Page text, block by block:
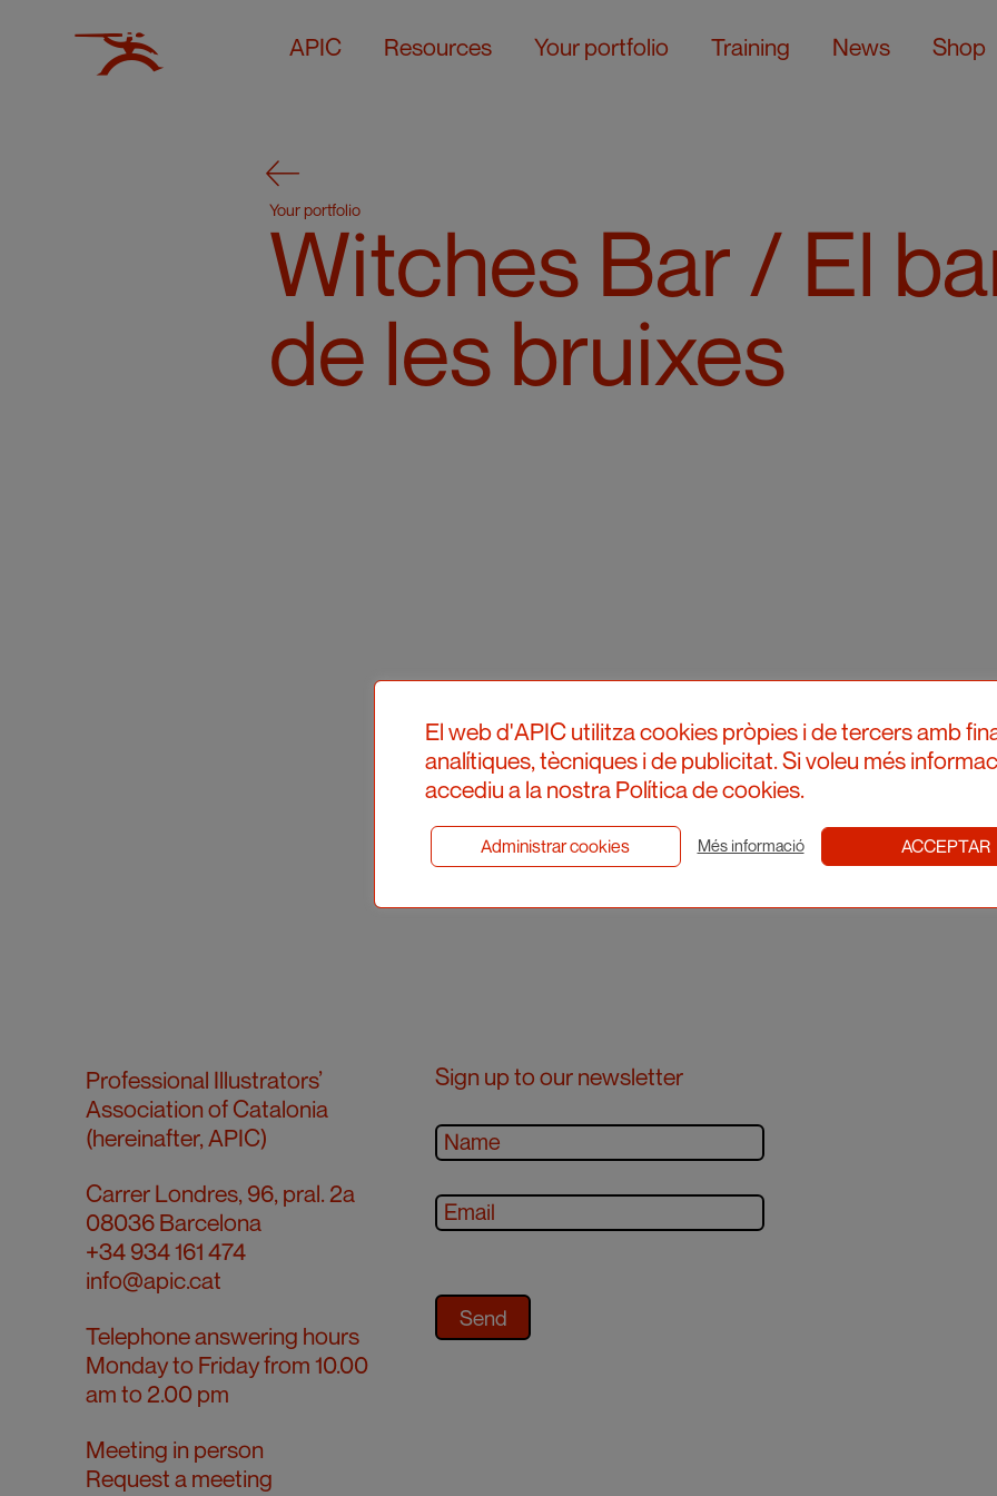
APIC Resources Your portfolio Training News Shop
Your portfolio
Witches Bar / El
de les bruixes
Professional Illustrators’
Association of Catalonia
(hereinafter, APIC)
Carrer Londres, 96, pral. 2a
08036 Barcelona
+34 934 161 474
info@apic.cat
Telephone answering hours
Monday to Friday from 10.00
am to 2.00 pm
Meeting in person
Request a meeting
Sign up to our newsletter
El web d'APIC utilitza cookies pròpies i de tercers amb
analítiques, tècniques i de publicitat. Si voleu més
accediu a la nostra Política de cookies.
Administrar cookies Més informació ACCEPTAR